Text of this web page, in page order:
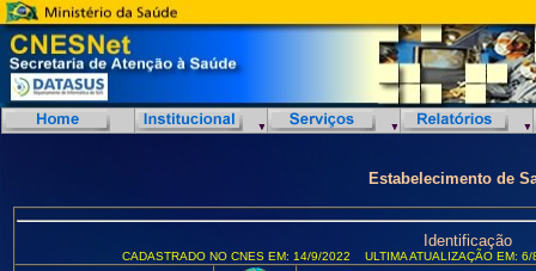
Estabelecimento de
Identificação
CADASTRADO NO CNES EM: 14/9/2022 ULTIMA ATUALIZAÇÃO EM: